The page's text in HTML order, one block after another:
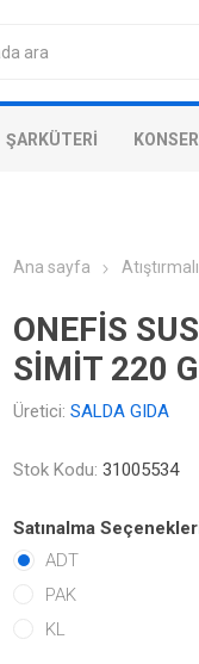
ŞARKÜTERI
Ana sayfa
ONEFİS
SİMİT 220
Üretici: SALDA GIDA
Stok Kodu: 31005534
Satınalma
ADT
PAK
KL